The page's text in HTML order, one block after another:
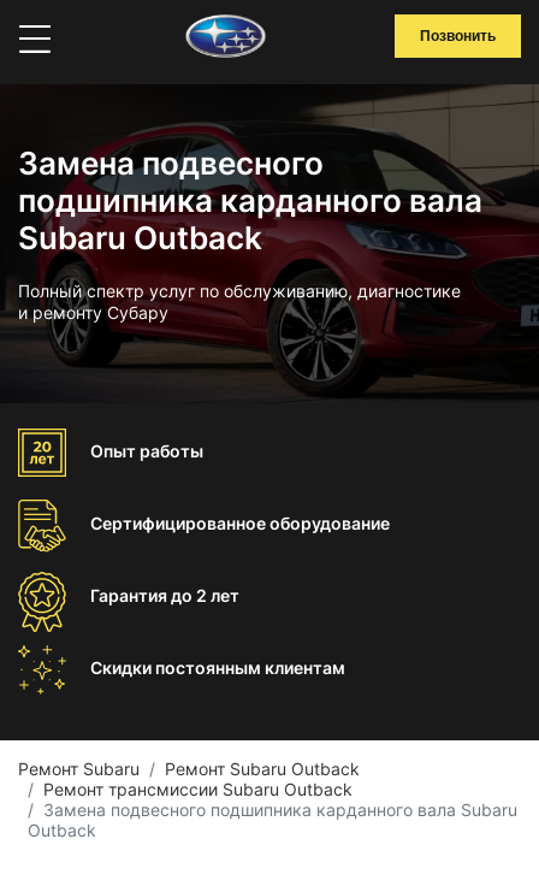
Позвонить
Замена подвесного
подшипника карданного вала
Subaru Outback
Полный спектр услуг по обслуживанию, диагностике
и ремонту Субару
Опыт работы
Сертифицированноеоборудование
Гарантиядо 2 лет
Скидки постоянным клиентам
Ремонт Subaru
Ремонт Subaru Outback
Ремонт трансмиссии Subaru Outback
Замена подвесного подшипника карданного вала Subaru
Outback